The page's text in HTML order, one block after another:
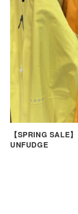
【SPRING SALE
UNFUDGE